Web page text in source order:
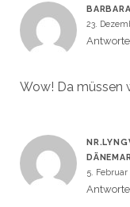
BARBARA
23.
Wow! Da müssen
5. Februar